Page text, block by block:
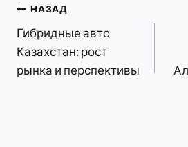
Навигация
по
записям
НАЗАД
Гибридные авто
Казахстан: рост
рынка и перспективы